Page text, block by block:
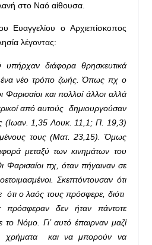
στο Ναό αίθουσα.
Ευαγγελίου ο Αρχιεπίσκοπος
λέγοντας:
διάφορα θρησκευτικά
ένα νέο τρόπο ζωής. Όπως πχ ο
και πολλοί άλλοι αλλά
από αυτούς δημιουργούσαν
(Ιωαν. 1,35 Λουκ. 11,1; Π. 19,3)
τους (Ματ. 23,15). Όμως
μεταξύ των κινημάτων του
Φαρισαίοι πχ, όταν πήγαιναν σε
Σκεπτόντουσαν ότι
ο λαός τους πρόσφερε, διότι
δεν ήταν πάντοτε
Νόμο. Γι’ αυτό έπαιρναν μαζί
χρήματα και να μπορούν να